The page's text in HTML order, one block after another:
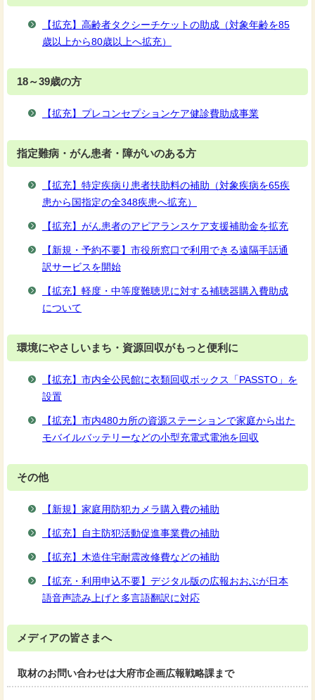
【拡充】高齢者タクシーチケットの助成（対象年齢を85
歳以上から80歳以上へ拡充）
18～39歳の方
【拡充】プレコンセプションケア健診費助成事業
指定難病・がん患者・障がいのある方
【拡充】特定疾病り患者扶助料の補助（対象疾病を65疾
患から国指定の全348疾患へ拡充）
【拡充】がん患者のアピアランスケア支援補助金を拡充
【新規・予約不要】市役所窓口で利用できる遠隔手話通
訳サービスを開始
【拡充】軽度・中等度難聴児に対する補聴器購入費助成
について
環境にやさしいまち・資源回収がもっと便利に
【拡充】市内全公民館に衣類回収ボックス「PASSTO」を
設置
【拡充】市内480カ所の資源ステーションで家庭から出た
モバイルバッテリーなどの小型充電式電池を回収
その他
【新規】家庭用防犯カメラ購入費の補助
【拡充】自主防犯活動促進事業費の補助
【拡充】木造住宅耐震改修費などの補助
【拡充・利用申込不要】デジタル版の広報おおぶが日本
語音声読み上げと多言語翻訳に対応
メディアの皆さまへ
取材のお問い合わせは大府市企画広報戦略課まで